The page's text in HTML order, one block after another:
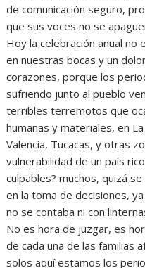
de comunicación seguro,
que sus voces no se
Hoy la celebración anual no
en nuestras bocas y un
corazones, porque los
sufriendo junto al pueblo
terribles terremotos que
humanas y materiales, en
Valencia, Tucacas, y otras
vulnerabilidad de un país
culpables? muchos, quizá
en la toma de decisiones,
no se contaba ni con
No es hora de juzgar, es
de cada una de las familias
solos aquí estamos los